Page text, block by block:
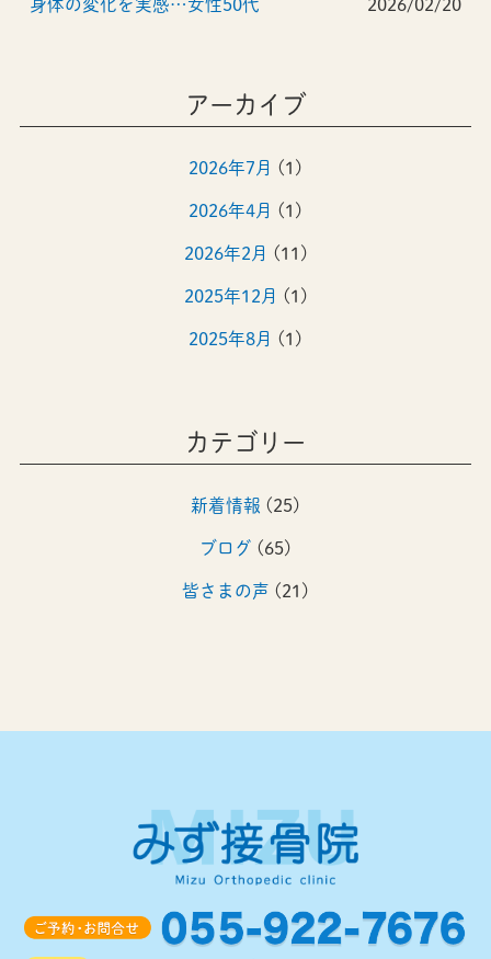
身体の変化を実感…女性50代 2026/02/20
アーカイブ
2026年7月 (1)
2026年4月 (1)
2026年2月 (11)
2025年12月 (1)
2025年8月 (1)
2024年8月(1)
2024年4月(1)
2023年12月(1)
2023年8月 (1)
2021年12月(1)
2021年8月 (1)
2020年12月(1)
カテゴリー
新着情報 (25)
ブログ (65)
皆さまの声 (21)